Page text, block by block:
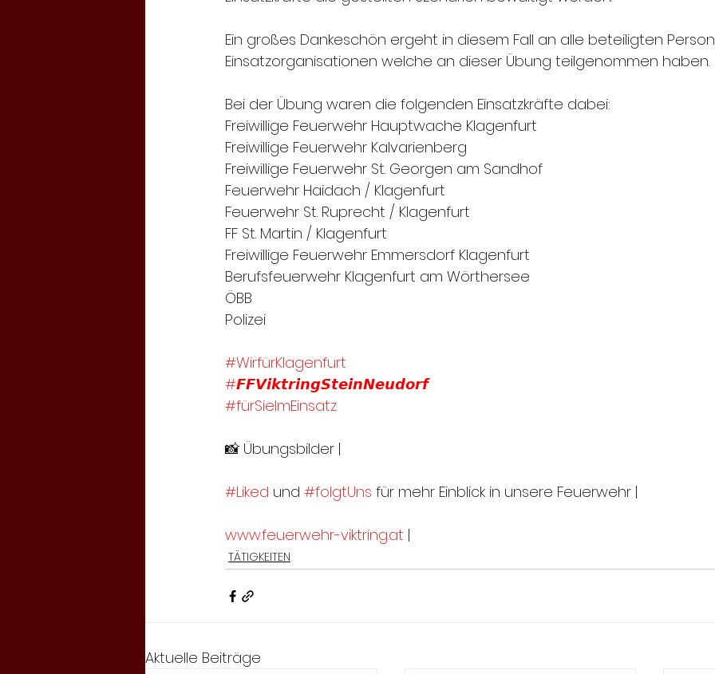
Ein großes Dankeschön ergeht in diesem Fall an alle beteiligten
Einsatzorganisationen welche an dieser Übung teilgenommen haben.
Bei der Übung waren die folgenden Einsatzkräfte dabei:
Freiwillige Feuerwehr Hauptwache Klagenfurt
Freiwillige Feuerwehr Kalvarienberg
Freiwillige Feuerwehr St. Georgen am Sandhof
Feuerwehr Haidach / Klagenfurt
Feuerwehr St. Ruprecht / Klagenfurt
FF St. Martin / Klagenfurt
Freiwillige Feuerwehr Emmersdorf Klagenfurt
Berufsfeuerwehr Klagenfurt am Wörthersee
ÖBB
Polizei
#WirfürKlagenfurt
#𝙁𝙁𝙑𝙞𝙠𝙩𝙧𝙞𝙣𝙜𝙎𝙩𝙚𝙞𝙣𝙉𝙚𝙪𝙙𝙤𝙧𝙛
#fürSieImEinsatz
📸 Übungsbilder |
#Liked und #folgtUns für mehr Einblick in unsere Feuerwehr |
www.feuerwehr-viktring.at |
TÄTIGKEITEN
Aktuelle Beiträge